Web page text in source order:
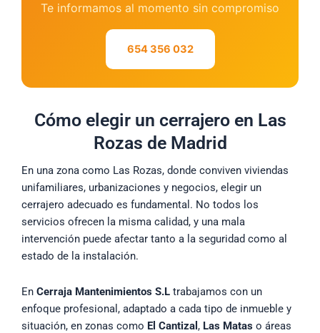
Te informamos al momento sin compromiso
654 356 032
Cómo elegir un cerrajero en Las
Rozas de Madrid
En una zona como Las Rozas, donde conviven viviendas
unifamiliares, urbanizaciones y negocios, elegir un
cerrajero adecuado es fundamental. No todos los
servicios ofrecen la misma calidad, y una mala
intervención puede afectar tanto a la seguridad como al
estado de la instalación.
En Cerraja Mantenimientos S.L trabajamos con un
enfoque profesional, adaptado a cada tipo de inmueble y
situación, en zonas como El Cantizal , Las Matas o áreas